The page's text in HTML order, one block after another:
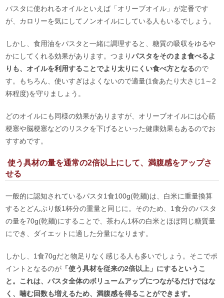
パスタに使われるオイルといえば「オリーブオイル」が定番です
が、カロリーを気にしてノンオイルにしている人もいるでしょう。
しかし、食用油をパスタと一緒に調理すると、糖質の吸収をゆるや
かにしてくれる効果があります。つまりパスタをそのまま食べるよ
りも、オイルを利用することでより太りにくい食べ方となるので
す。もちろん、使いすぎはよくないので適量(1食あたり大さじ1～2
杯程度)を守りましょう。
どのオイルにも同様の効果がありますが、オリーブオイルには心筋
梗塞や脳梗塞などのリスクを下げるといった健康効果もあるのでお
すすめです。
使う具材の量を通常の2倍以上にして、満腹感をアップさ
せる
一般的に認知されているパスタ1食100g(乾麺)は、白米に重量換算
するとどんぶり飯1杯分の重量と同じに。そのため、1食分のパスタ
の量を70g(乾麺)にすることで、茶わん1杯の白米とほぼ同じ糖質量
にでき、ダイエットに適した分量になります。
しかし、1食70gだと物足りなく感じる人も多いでしょう。そこでポ
イントとなるのが 「使う具材を従来の2倍以上」にするというこ
と。これは、パスタ全体のボリュームアップにつながるだけではな
く、噛む回数も増えるため、満腹感を得ることができます。